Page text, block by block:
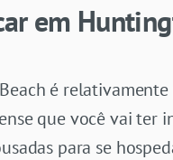
em
é relativamente
que você vai ter
para se